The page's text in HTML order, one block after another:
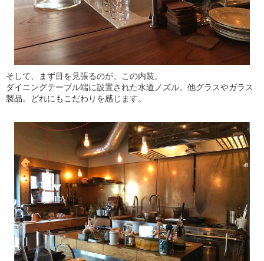
そして、まず目を見張るのが、この内装。
ダイニングテーブル端に設置された水道ノズル。他グラスやガラス
製品。どれにもこだわりを感じます。